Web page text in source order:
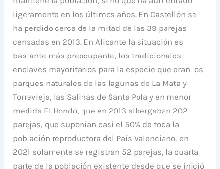
ligeramente en los últimos años. En Castellón se
ha perdido cerca de la mitad de las 39 parejas
censadas en 2013. En Alicante la situación es
bastante más preocupante, los tradicionales
enclaves mayoritarios para la especie que eran los
parques naturales de las lagunas de La Mata y
Torrevieja, las Salinas de Santa Pola y en menor
medida El Hondo, que en 2013 albergaban 202
parejas, que suponían casi el 50% de toda la
población reproductora del País Valenciano, en
2021 solamente se registran 52 parejas, la cuarta
parte de la población existente desde que se inició